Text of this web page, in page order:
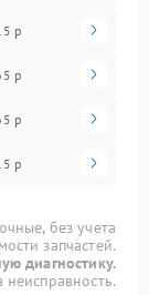
р
р
р
р
без учета
запчастей.
диагностику.